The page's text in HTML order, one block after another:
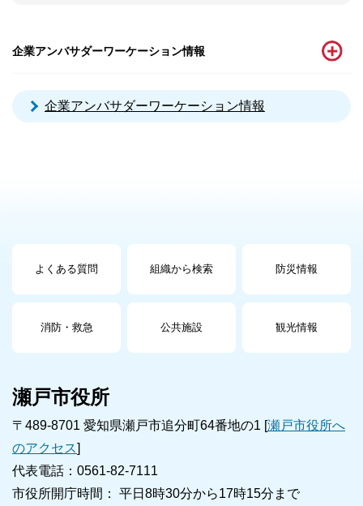
企業アンバサダーワーケーション情報
企業アンバサダーワーケーション情報
よくある質問 組織から検索 防災情報
消防・救急 公共施設 観光情報
瀬戸市役所
〒489-8701 愛知県瀬戸市追分町64番地の1 [瀬戸市役所へ
のアクセス]
代表電話：0561-82-7111
市役所開庁時間： 平日8時30分から17時15分まで